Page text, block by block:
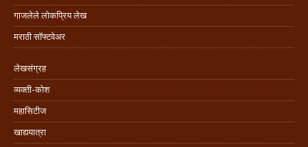
गाजलेले लोकप्रिय लेख
मराठी सॉफ्टवेअर
लेखसंग्रह
व्यक्ती-कोश
महासिटीज
खाद्ययात्रा